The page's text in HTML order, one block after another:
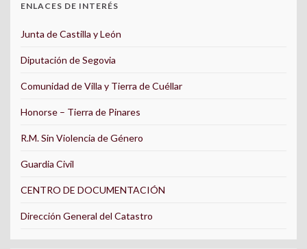
ENLACES DE INTERÉS
Junta de Castilla y León
Diputación de Segovia
Comunidad de Villa y Tierra de Cuéllar
Honorse – Tierra de Pinares
R.M. Sin Violencia de Género
Guardia Civil
CENTRO DE DOCUMENTACIÓN
Dirección General del Catastro